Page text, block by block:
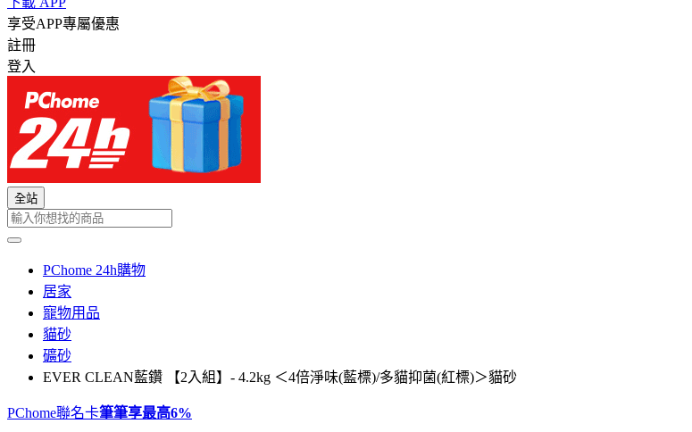
享受APP專屬優惠
註冊
登入
全站
PChome 24h購物
居家
寵物用品
貓砂
礦砂
EVER CLEAN藍鑽 【2入組】- 4.2kg ＜4倍淨味(藍標)/多貓抑菌(紅標)＞貓砂
PChome聯名卡筆筆享最高6%